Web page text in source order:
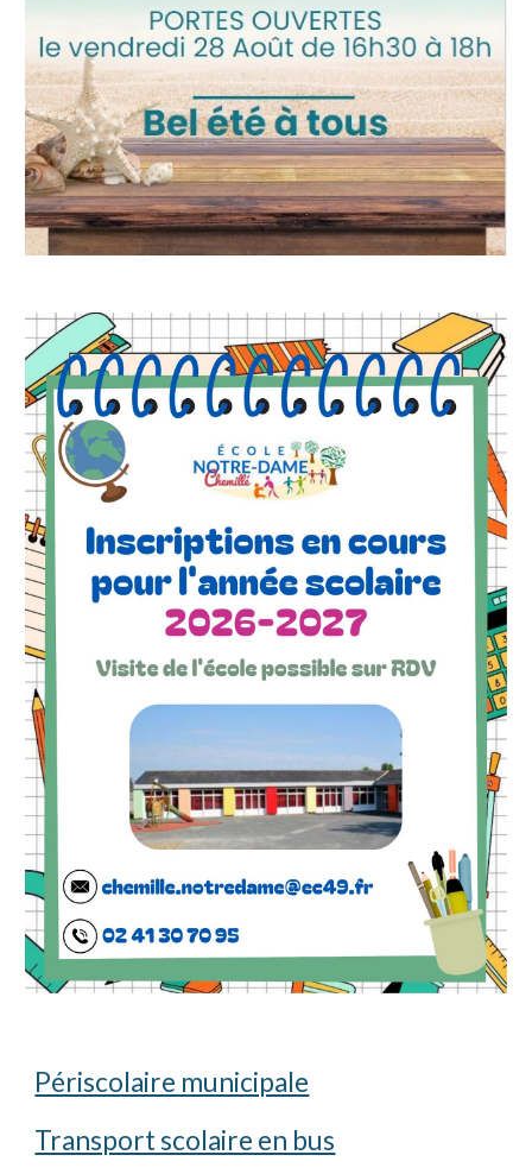
Périscolaire municipale
Transport scolaire en bus